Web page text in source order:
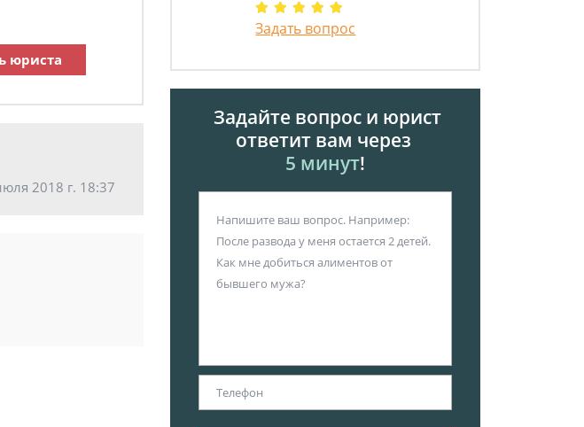
юриста
2018 г. 18:37
Задать вопрос
Задайте вопрос и юрист
ответит вам через
5 минут!